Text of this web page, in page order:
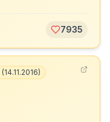
7935
(14.11.2016)